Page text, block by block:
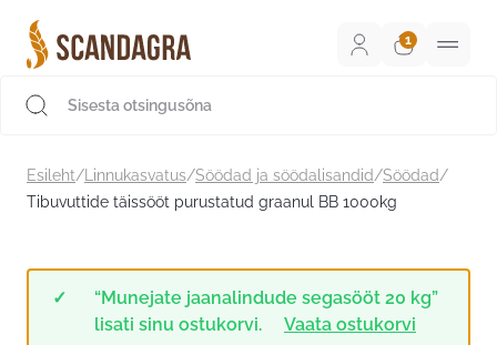
sisu
juurde
Esileht/ Linnukasvatus/Söödad ja söödalisandid/Söödad/
Tibuvuttide täissööt purustatud graanul BB 1000kg
“Munejate jaanalindude segasööt 20 kg”
lisati sinu ostukorvi.
Vaata ostukorvi